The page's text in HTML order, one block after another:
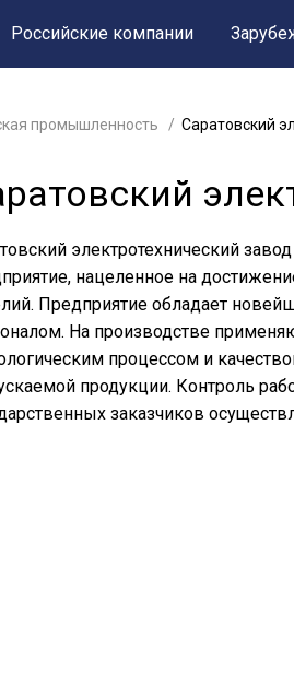
Российские компании
промышленность Саратовский
электротехнический
нацеленное на
Предприятие обладает
На производстве
процессом и
продукции. Контроль
заказчиков